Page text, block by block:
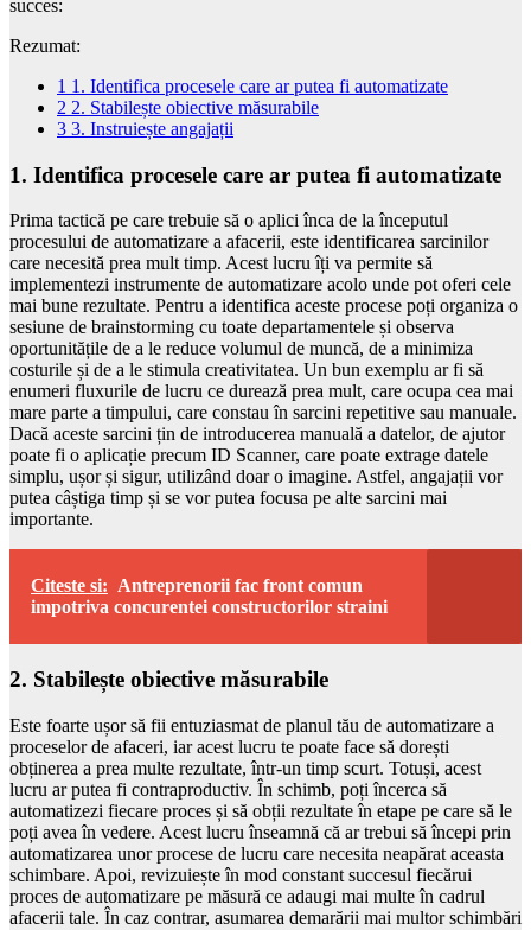
succes:
Rezumat:
1 1. Identifica procesele care ar putea fi automatizate
2 2. Stabilește obiective măsurabile
3 3. Instruiește angajații
1. Identifica procesele care ar putea fi automatizate
Prima tactică pe care trebuie să o aplici înca de la începutul
procesului de automatizare a afacerii, este identificarea sarcinilor
care necesită prea mult timp. Acest lucru îți va permite să
implementezi instrumente de automatizare acolo unde pot oferi cele
mai bune rezultate. Pentru a identifica aceste procese poți organiza o
sesiune de brainstorming cu toate departamentele și observa
oportunitățile de a le reduce volumul de muncă, de a minimiza
costurile și de a le stimula creativitatea. Un bun exemplu ar fi să
enumeri fluxurile de lucru ce durează prea mult, care ocupa cea mai
mare parte a timpului, care constau în sarcini repetitive sau manuale.
Dacă aceste sarcini țin de introducerea manuală a datelor, de ajutor
poate fi o aplicație precum ID Scanner, care poate extrage datele
simplu, ușor și sigur, utilizând doar o imagine. Astfel, angajații vor
putea câștiga timp și se vor putea focusa pe alte sarcini mai
importante.
Citeste si: Antreprenorii fac front comun
impotriva concurentei constructorilor straini
2. Stabilește obiective măsurabile
Este foarte ușor să fii entuziasmat de planul tău de automatizare a
proceselor de afaceri, iar acest lucru te poate face să dorești
obținerea a prea multe rezultate, într-un timp scurt. Totuși, acest
lucru ar putea fi contraproductiv. În schimb, poți încerca să
automatizezi fiecare proces și să obții rezultate în etape pe care să le
poți avea în vedere. Acest lucru înseamnă că ar trebui să începi prin
automatizarea unor procese de lucru care necesita neapărat aceasta
schimbare. Apoi, revizuiește în mod constant succesul fiecărui
proces de automatizare pe măsură ce adaugi mai multe în cadrul
afacerii tale. În caz contrar, asumarea demarării mai multor schimbări